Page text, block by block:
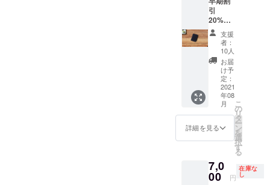
引
20%OF
F 希望
小売価
¥15,000
→¥12,0
00 カ
ラー：
ネイ
ビー
(NVY)
支援
者：
10人
お届
け予
定：
2021
年08
月
詳細を見る
こ
の
リ
タ
ー
ン
を
選
択
す
る
7,0
00 円
在庫な
し